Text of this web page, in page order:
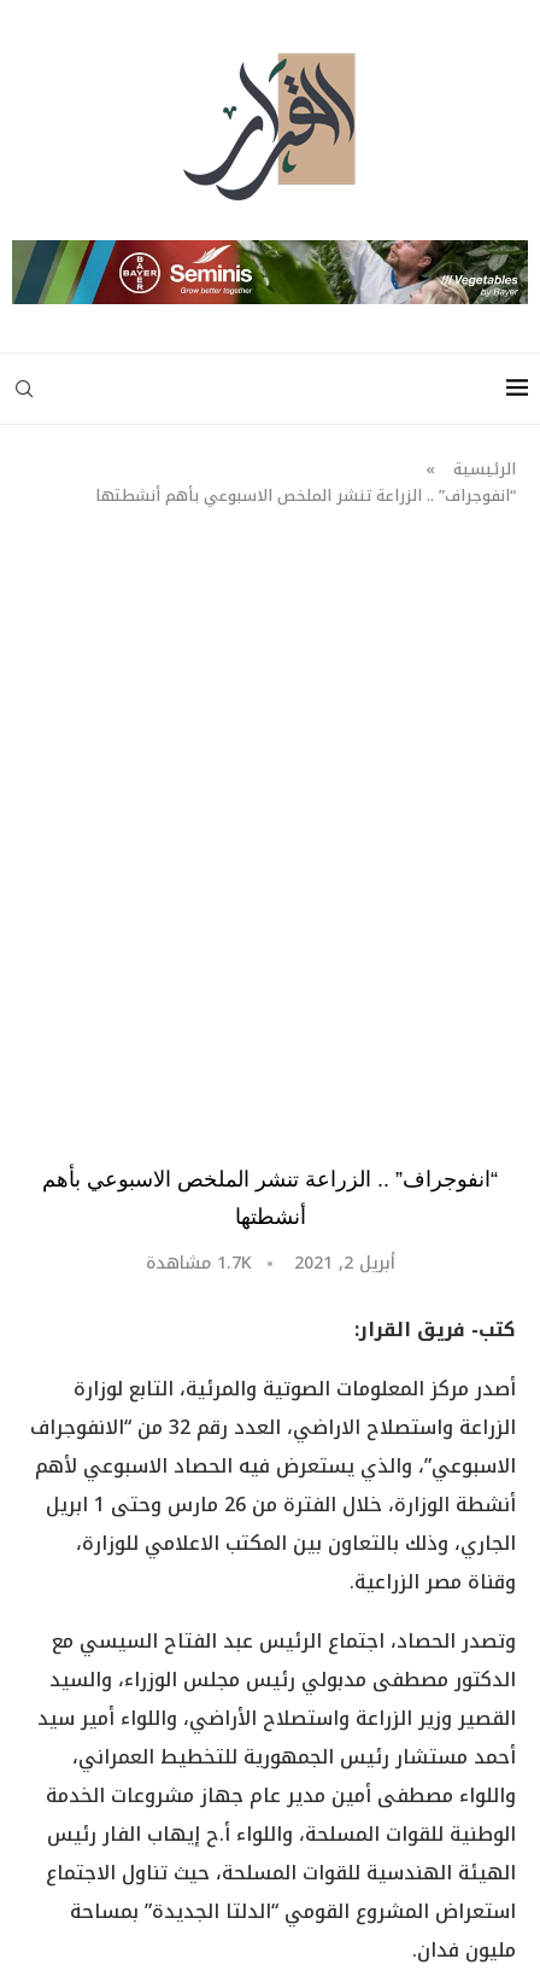
الرئيسية
»
“انفوجراف” .. الزراعة تنشر الملخص الاسبوعي بأهم أنشطتها
“انفوجراف” .. الزراعة تنشر الملخص الاسبوعي بأهم
أنشطتها
أبريل 2, 2021 1.7K مشاهدة
كتب- فريق القرار:
أصدر مركز المعلومات الصوتية والمرئية، التابع لوزارة
الزراعة واستصلاح الاراضي، العدد رقم 32 من “الانفوجراف
الاسبوعي”، والذي يستعرض فيه الحصاد الاسبوعي لأهم
أنشطة الوزارة، خلال الفترة من 26 مارس وحتى 1 ابريل
الجاري، وذلك بالتعاون بين المكتب الاعلامي للوزارة،
وقناة مصر الزراعية.
وتصدر الحصاد، اجتماع الرئيس عبد الفتاح السيسي مع
الدكتور مصطفى مدبولي رئيس مجلس الوزراء، والسيد
القصير وزير الزراعة واستصلاح الأراضي، واللواء أمير سيد
أحمد مستشار رئيس الجمهورية للتخطيط العمراني،
واللواء مصطفى أمين مدير عام جهاز مشروعات الخدمة
الوطنية للقوات المسلحة، واللواء أ.ح إيهاب الفار رئيس
الهيئة الهندسية للقوات المسلحة، حيث تناول الاجتماع
استعراض المشروع القومي “الدلتا الجديدة” بمساحة
مليون فدان.